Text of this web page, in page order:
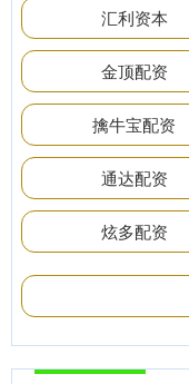
汇利资本
金顶配资
擒牛宝配资
通达配资
炫多配资